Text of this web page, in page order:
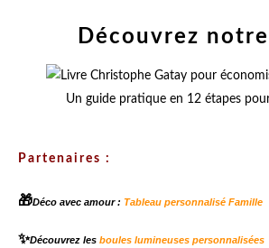
Découvrez
Un guide pratique en 12 étapes
Partenaires :
🎁Déco avec amour : Tableau personnalisé Famille
✨Découvrez les boules lumineuses personnalisées